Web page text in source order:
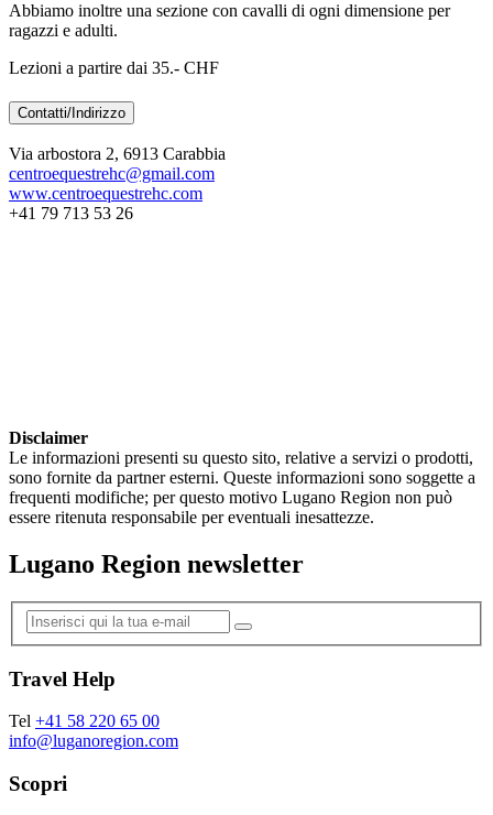
Abbiamo inoltre una sezione con cavalli di ogni dimensione per
ragazzi e adulti.
Lezioni a partire dai 35.- CHF
Contatti/Indirizzo
Via arbostora 2, 6913 Carabbia
centroequestrehc@gmail.com
www.centroequestrehc.com
+41 79 713 53 26
Disclaimer
Le informazioni presenti su questo sito, relative a servizi o prodotti,
sono fornite da partner esterni. Queste informazioni sono soggette a
frequenti modifiche; per questo motivo Lugano Region non può
essere ritenuta responsabile per eventuali inesattezze.
Lugano Region newsletter
Travel Help
Tel +41 58 220 65 00
info@luganoregion.com
Scopri